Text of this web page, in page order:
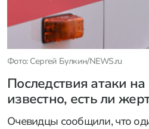
Фото: Сергей Булкин/NEWS.ru
Последствия атаки
известно, есть ли
Очевидцы сообщили, что